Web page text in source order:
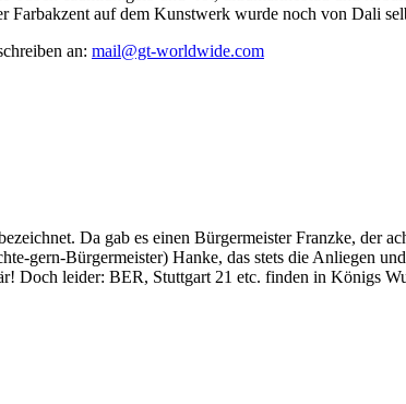
auf dem Kunstwerk wurde noch von Dali
an: mail@gt-worldwide.com
Da gab es einen Bürgermeister Franzke, der
gern-Bürgermeister) Hanke, das stets die Anliegen
Doch leider: BER, Stuttgart 21 etc. finden in Königs